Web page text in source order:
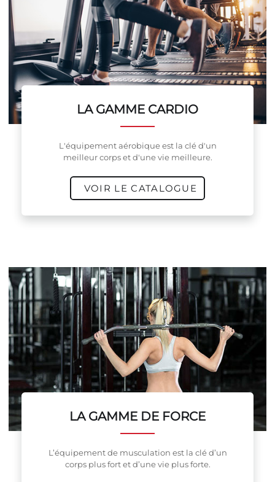
LA GAMME CARDIO
L'équipement aérobique est la clé d'un
meilleur corps et d'une vie meilleure.
VOIR LE CATALOGUE
LA GAMME DE FORCE
L’équipement de musculation est la clé d’un
corps plus fort et d’une vie plus forte.